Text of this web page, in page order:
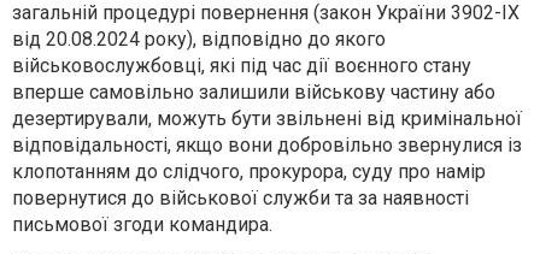
загальній процедурі повернення (закон України 3902-IX
від 20.08.2024 року), відповідно до якого
військовослужбовці, які під час дії воєнного стану
вперше самовільно залишили військову частину або
дезертирували, можуть бути звільнені від кримінальної
відповідальності, якщо вони добровільно звернулися із
клопотанням до слідчого, прокурора, суду про намір
повернутися до військової служби та за наявності
письмової згоди командира.